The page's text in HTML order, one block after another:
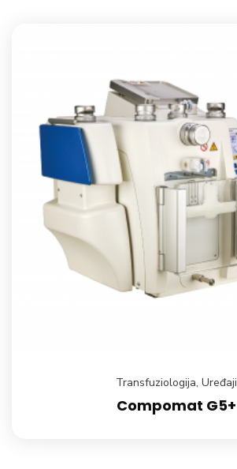
Transfuziologija, Uređaji
Compomat G5+